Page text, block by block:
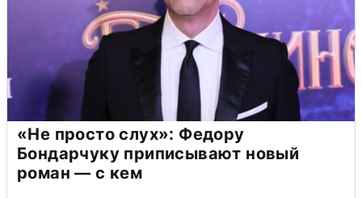
«Не просто слух»: Федору
Бондарчуку приписывают новый
роман — с кем